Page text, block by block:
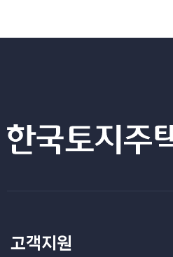
고객지원